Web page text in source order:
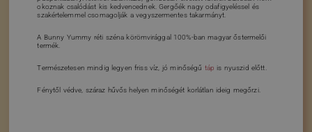
okoznak csalódást kis kedvencednek. Gergőék nagy odafigyeléssel és
szakértelemmel csomagolják a vegyszermentes takarmányt.
A Bunny Yummy réti széna körömvirággal 100%-ban magyar őstermelői
termék.
Természetesen mindig legyen friss víz, jó minőségű táp is nyuszid előtt.
Fénytől védve, száraz hűvős helyen minőségét korlátlan ideig megőrzi.